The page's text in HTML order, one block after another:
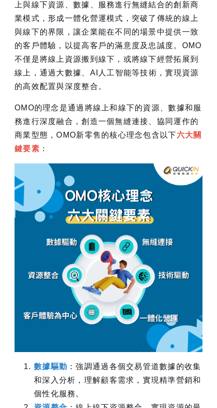
上與線下資源、數據、服務進行無縫結合的創新商
業模式，形成一體化營運模式，突破了傳統的線上
與線下的界限，讓企業能在不同的場景中提供一致
的客戶體驗，以提高客戶的滿意度及忠誠度。OMO
不僅是將線上資源搬到線下，或將線下經營拓展到
線上，通過大數據、AI人工智能等技術，實現資源
的高效配置與深度整合。
OMO的理念是通過將線上和線下的資源、數據和服
務進行深度融合，創造一個無縫連接、協同運作的
商業型態，OMO新零售的核心理念包含以下六大關
鍵要素 ：
數據驅動 ：強調通過各個交易管道數據的收集
和深入分析，理解顧客需求，實現精準營銷和
個性化服務。